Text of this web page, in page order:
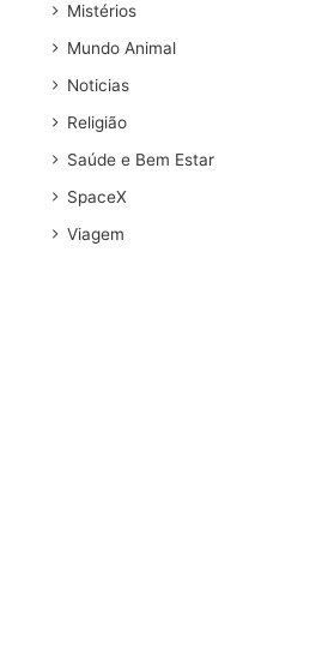
Mistérios
Mundo Animal
Noticias
Religião
Saúde e Bem Estar
SpaceX
Viagem